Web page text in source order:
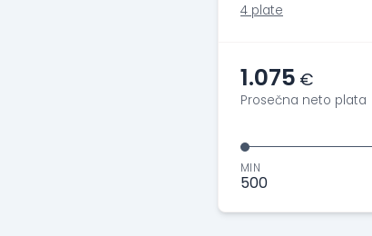
4 plate
1.075 €
Prosečna neto plata
MIN
500